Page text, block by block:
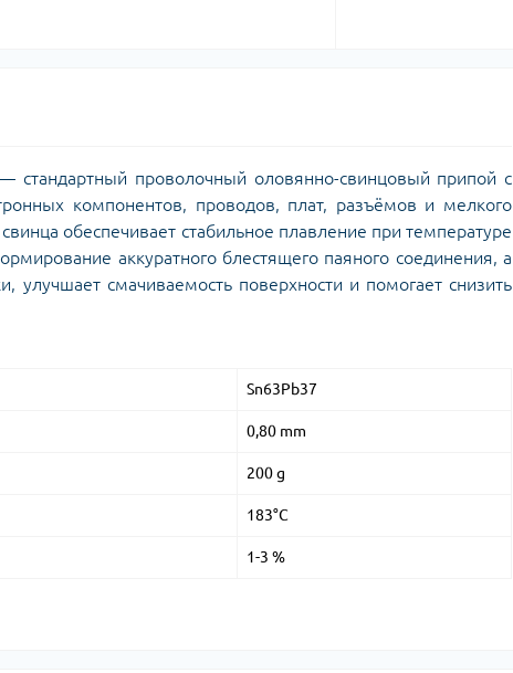
стандартный проволочный оловянно-свинцовый припой с
компонентов, проводов, плат, разъёмов и мелкого
свинца обеспечивает стабильное плавление при температуре
аккуратного блестящего паяного соединения, а
улучшает смачиваемость поверхности и помогает снизить
Sn63Pb37
0,80 mm
200 g
183°C
1-3 %